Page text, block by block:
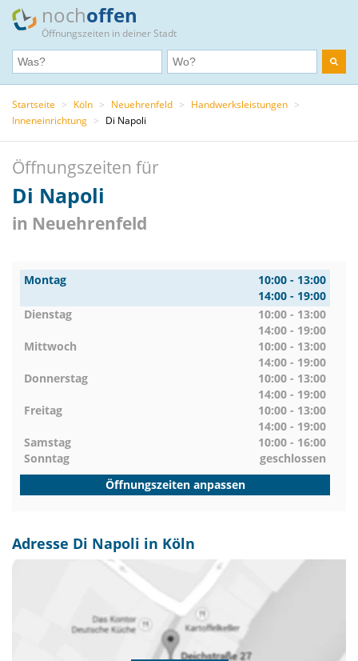
nochoffen
Öffnungszeiten in deiner Stadt
Startseite > Köln > Neuehrenfeld > Handwerksleistungen >
Inneneinrichtung > Di Napoli
Öffnungszeiten für
Di Napoli
in Neuehrenfeld
Montag
10:00 - 13:00
14:00 - 19:00
Dienstag
10:00 - 13:00
14:00 - 19:00
Mittwoch
10:00 - 13:00
14:00 - 19:00
Donnerstag
10:00 - 13:00
14:00 - 19:00
Freitag
10:00 - 13:00
14:00 - 19:00
Samstag
10:00 - 16:00
Sonntag
geschlossen
Öffnungszeiten anpassen
Adresse Di Napoli in Köln